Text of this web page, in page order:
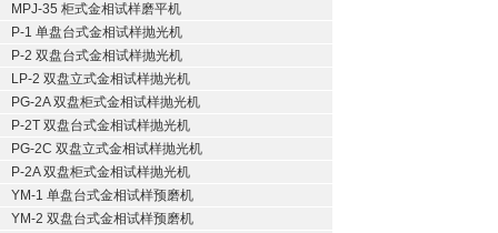
MPJ-35 柜式金相试样磨平机
P-1 单盘台式金相试样抛光机
P-2 双盘台式金相试样抛光机
LP-2 双盘立式金相试样抛光机
PG-2A 双盘柜式金相试样抛光机
P-2T 双盘台式金相试样抛光机
PG-2C 双盘立式金相试样抛光机
P-2A 双盘柜式金相试样抛光机
YM-1 单盘台式金相试样预磨机
YM-2 双盘台式金相试样预磨机